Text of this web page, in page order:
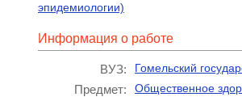
эпидемиологии)
Информация о работе
ВУЗ: Гомельский
Предмет: Общественное